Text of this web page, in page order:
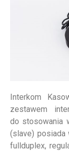
Interkom
zestawem
do stosowania
(slave) posiada
fullduplex,